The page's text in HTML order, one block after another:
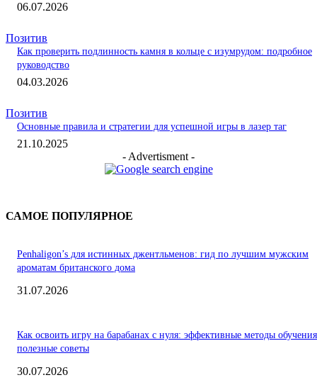
06.07.2026
Позитив
Как проверить подлинность камня в кольце с изумрудом: подробное
руководство
04.03.2026
Позитив
Основные правила и стратегии для успешной игры в лазер таг
21.10.2025
- Advertisment -
САМОЕ ПОПУЛЯРНОЕ
Penhaligon’s для истинных джентльменов: гид по лучшим мужским
ароматам британского дома
31.07.2026
Как освоить игру на барабанах с нуля: эффективные методы
полезные советы
30.07.2026